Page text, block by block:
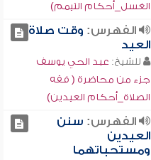
الغسل_أحكام التيمم)
الفهرس: وقت صلاة
العيد
للشيخ: عبد الحي يوسف
جزء من محاضرة ( فقه
الصلاة_أحكام العيدين)
الفهرس: سنن
العيدين
ومستحباتهما